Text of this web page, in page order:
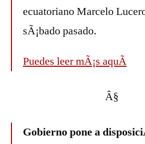
ecuatoriano Marcelo
sÃ¡bado pasado.
Puedes leer mÃ¡s aquÃ­
Â§
Gobierno pone a